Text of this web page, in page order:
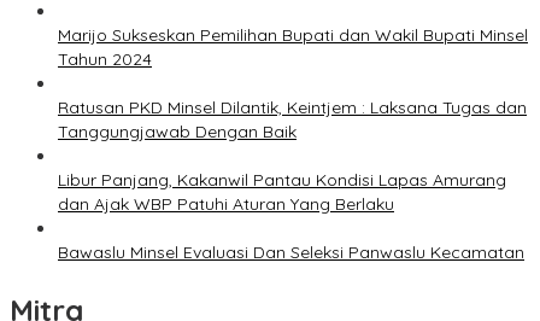
Marijo Sukseskan Pemilihan Bupati dan Wakil Bupati Minsel
Tahun 2024
Ratusan PKD Minsel Dilantik, Keintjem : Laksana Tugas dan
Tanggungjawab Dengan Baik
Libur Panjang, Kakanwil Pantau Kondisi Lapas Amurang
dan Ajak WBP Patuhi Aturan Yang Berlaku
Bawaslu Minsel Evaluasi Dan Seleksi Panwaslu Kecamatan
Mitra